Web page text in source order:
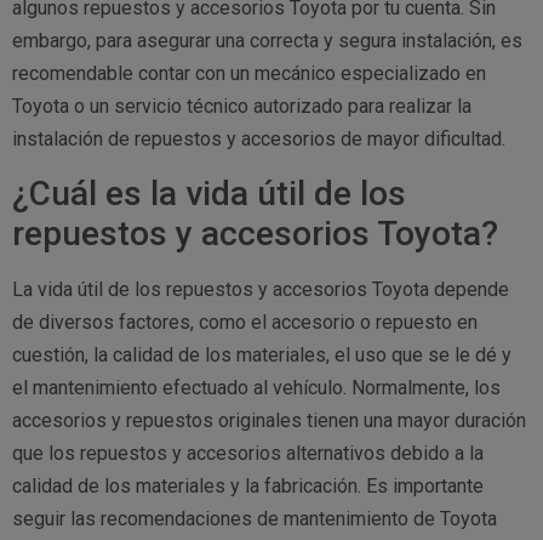
algunos repuestos y accesorios Toyota por tu cuenta. Sin
embargo, para asegurar una correcta y segura instalación, es
recomendable contar con un mecánico especializado en
Toyota o un servicio técnico autorizado para realizar la
instalación de repuestos y accesorios de mayor dificultad.
¿Cuál es la vida útil de los
repuestos y accesorios Toyota?
La vida útil de los repuestos y accesorios Toyota depende
de diversos factores, como el accesorio o repuesto en
cuestión, la calidad de los materiales, el uso que se le dé y
el mantenimiento efectuado al vehículo. Normalmente, los
accesorios y repuestos originales tienen una mayor duración
que los repuestos y accesorios alternativos debido a la
calidad de los materiales y la fabricación. Es importante
seguir las recomendaciones de mantenimiento de Toyota